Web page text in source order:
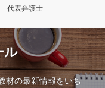
代表弁護士
ル
材の最新情報をいち